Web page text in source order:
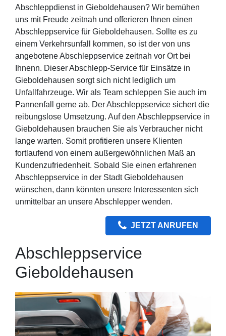
Abschleppdienst in Gieboldehausen? Wir bemühen
uns mit Freude zeitnah und offerieren Ihnen einen
Abschleppservice für Gieboldehausen. Sollte es zu
einem Verkehrsunfall kommen, so ist der von uns
angebotene Abschleppservice zeitnah vor Ort bei
Ihnenn. Dieser Abschlepp-Service für Einsätze in
Gieboldehausen sorgt sich nicht lediglich um
Unfallfahrzeuge. Wir als Team schleppen Sie auch im
Pannenfall gerne ab. Der Abschleppservice sichert die
reibungslose Umsetzung. Auf den Abschleppservice in
Gieboldehausen brauchen Sie als Verbraucher nicht
lange warten. Somit profitieren unsere Klienten
fortlaufend von einem außergewöhnlichen Maß an
Kundenzufriedenheit. Sobald Sie einen erfahrenen
Abschleppservice in der Stadt Gieboldehausen
wünschen, dann könnten unsere Interessenten sich
unmittelbar an unsere Abschlepper wenden.
JETZT ANRUFEN
Abschleppservice
Gieboldehausen